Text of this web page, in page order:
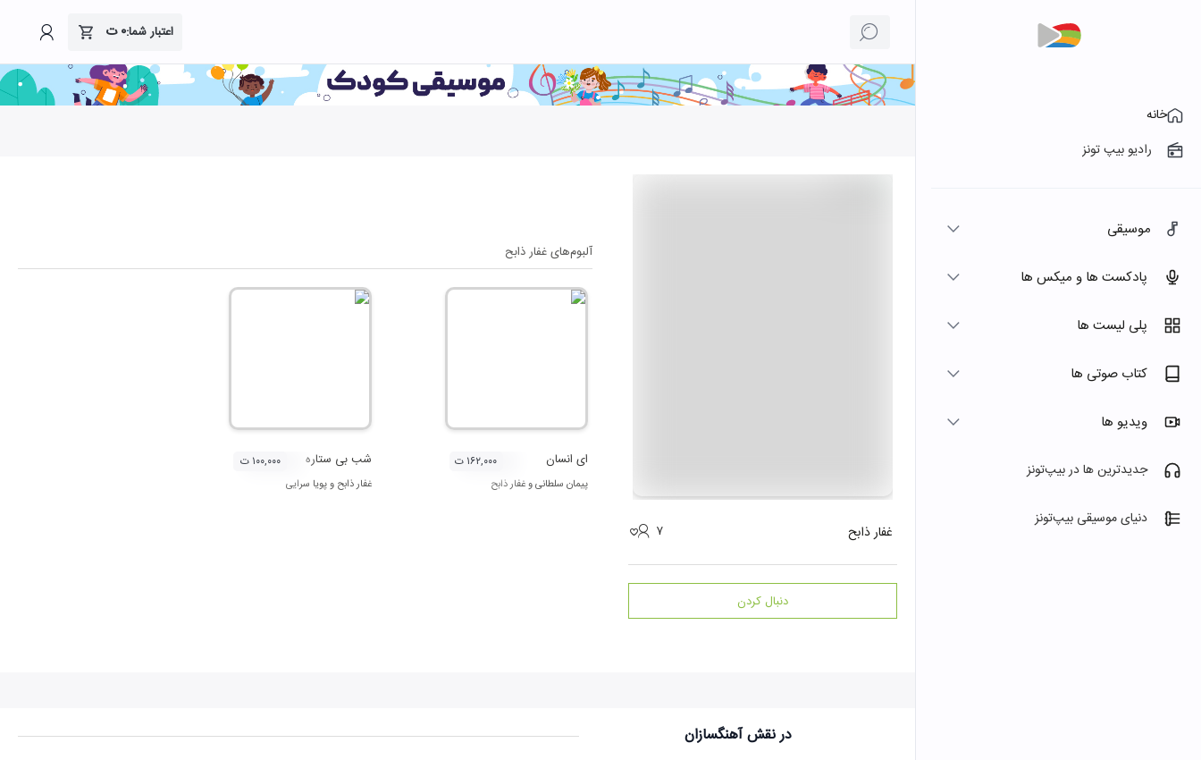
اعتبار شما:۰ت
خانه
رادیو بیپ تونز
موسیقی
پادکست ها و میکس ها
پلی لیست ها
کتاب صوتی ها
ویدیو ها
جدیدترین ها در بیپ‌تونز
دنیای موسیقی بیپ‌تونز
غفار ذابح ۷
دنبال کردن
آلبوم‌هایغفار ذابح
ای انسان
پیمان سلطانیوغفار ذابح
۱۶۲,۰۰۰ ت شب بی ستاره
غفار ذابح وپویا سرایی‌
۱۰۰,۰۰۰ ت
در نقشآهنگسازان